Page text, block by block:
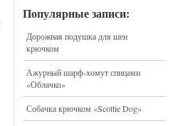
Популярные записи:
Дорожная подушка для шеи
крючком
Ажурный шарф-хомут спицами
«Облачко»
Собачка крючком «Scottie Dog»